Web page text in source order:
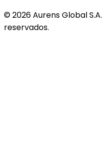
©2026Aurens Global
reservados.